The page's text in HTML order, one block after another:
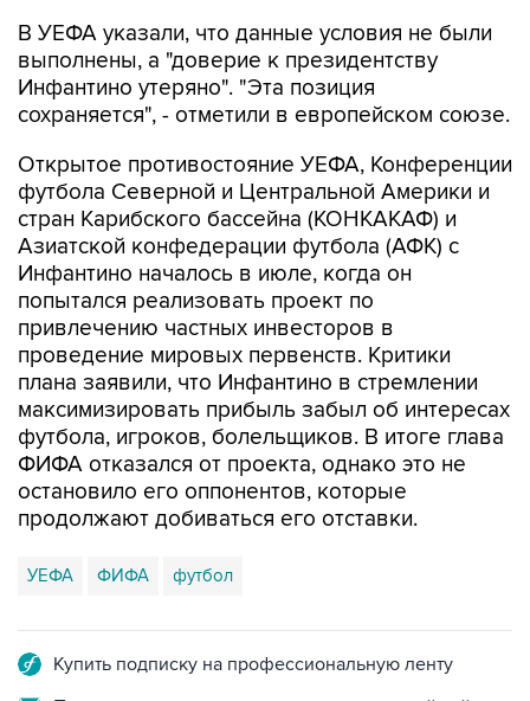
В УЕФА указали, что данные условия не были
выполнены, а "доверие к президентству
Инфантино утеряно". "Эта позиция
сохраняется", - отметили в европейском союзе.
Открытое противостояние УЕФА, Конференции
футбола Северной и Центральной Америки и
стран Карибского бассейна (КОНКАКАФ) и
Азиатской конфедерации футбола (АФК) с
Инфантино началось в июле, когда он
попытался реализовать проект по
привлечению частных инвесторов в
проведение мировых первенств. Критики
плана заявили, что Инфантино в стремлении
максимизировать прибыль забыл об интересах
футбола, игроков, болельщиков. В итоге глава
ФИФА отказался от проекта, однако это не
остановило его оппонентов, которые
продолжают добиваться его отставки.
УЕФА ФИФА футбол
Купить подписку на профессиональную ленту